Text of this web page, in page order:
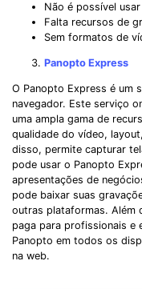
Não é possível
Falta recursos de
Sem formatos de
Panopto Express
O Panopto Express é um
navegador. Este serviço
uma ampla gama de
qualidade do vídeo,
disso, permite capturar
pode usar o Panopto
apresentações de
pode baixar suas
outras plataformas. Além
paga para profissionais e
Panopto em todos os
na web.